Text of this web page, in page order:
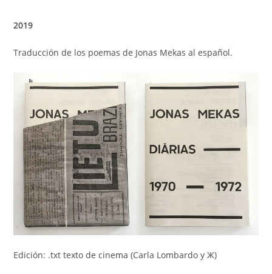
2019
Traducción de los poemas de Jonas Mekas al español.
Edición: .txt texto de cinema (Carla Lombardo y Ж)